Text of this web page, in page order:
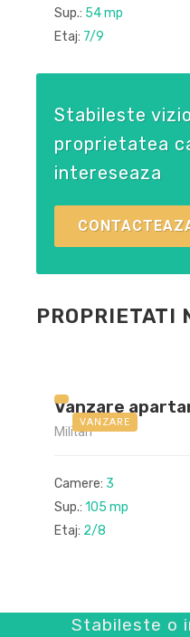
Sup.: 54 mp
Etaj: 7/9
Stabileste
proprietatea
intereseaza
PROPRIETATI
VANZARE
Vanzare
Militari
Camere: 3
Sup.: 105 mp
Etaj: 2/8
Stabileste o